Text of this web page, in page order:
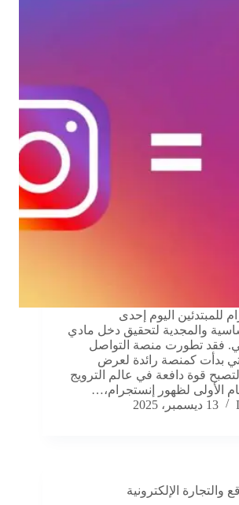
للمبتدئين اليوم إحدى
والمجدية لتحقيق دخل مادي
فقد تطورت منصة التواصل
بدأت كمنصة رائدة لعرض
قوة دافعة في عالم الترويج
الأولى لظهور إنستجرام،…
13 ديسمبر، 2025
والتجارة الإلكترونية